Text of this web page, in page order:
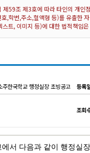
제59조 제3호에 따라 타인의 개인
,학번,주소,혈액형 등)를 유출한
스트, 이미지 등)에 대한 법적책임
주한국학교 행정실장 초빙공고 등록
조회
서 다음과 같이 행정실